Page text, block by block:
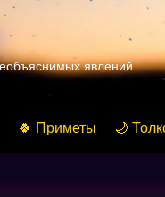
явлений
🍀 Приметы 🌙